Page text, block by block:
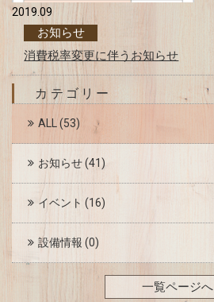
2019.09
お知らせ
消費税率変更に伴うお知らせ
カテゴリー
ALL(53)
お知らせ(41)
イベント (16)
設備情報 (0)
一覧ページへ